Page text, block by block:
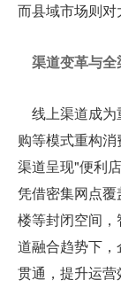
通
认
而县域市场则对
渠道变革与
线上渠道成
购等模式重构
渠道呈现"便利
凭借密集网点
楼等封闭空间
道融合趋势下
贯通，提升运营